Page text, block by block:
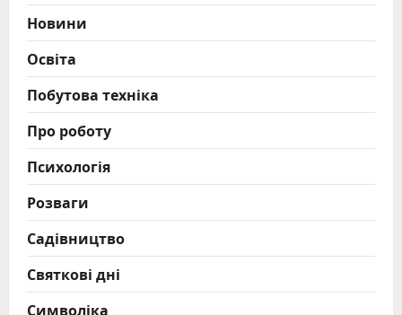
Новини
Освіта
Побутова техніка
Про роботу
Психологія
Розваги
Садівництво
Святкові дні
Символіка